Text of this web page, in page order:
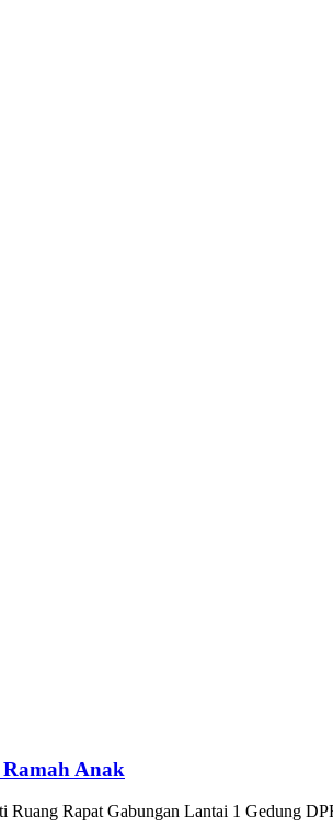
Anak
Ruang Rapat Gabungan Lantai 1 Gedung